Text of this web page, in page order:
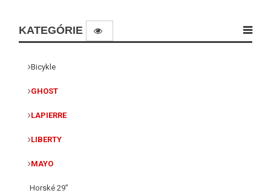
KATEGÓRIE
Bicykle
GHOST
LAPIERRE
LIBERTY
MAYO
Horské 29"